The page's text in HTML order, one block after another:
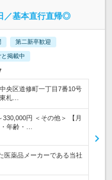
／基本直行直帰◎
第二新卒歓迎
掲載中
央区道修町一丁目7番10号
札…
330,000円 ＜その他＞ 【月
年齢・…
医薬品メーカーである当社